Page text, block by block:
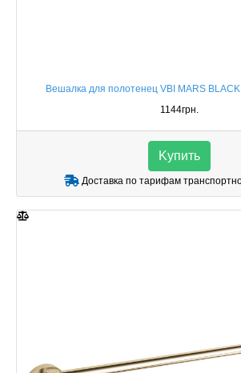
Вешалка для полотенец VBI MARS
1144грн.
Kупить
Доставка по тарифам